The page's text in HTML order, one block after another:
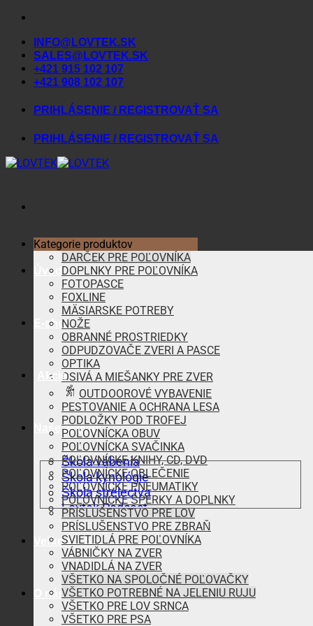
Skip
contentINFO@LOVTEK.SK
SALES@LOVTEK.SK
+421 915 102 107
+421 908 102 107
PRIHLÁSENIE / REGISTROVAŤ SA
PRIHLÁSENIE / REGISTROVAŤ SA
Úvod
E-shop
Akcie
Naše aktivity
Škola vábenia
Škola kynológie
Škola strelectva
Lovtek Podcast
Veľkoobchod
O nás
Kategorie produktov
DARČEK PRE POĽOVNÍKA
DOPLNKY PRE POĽOVNÍKA
FOTOPASCE
FOXLINE
MÄSIARSKE POTREBY
NOŽE
OBRANNÉ PROSTRIEDKY
ODPUDZOVAČE ZVERI A PASCE
OPTIKA
OSIVÁ A MIEŠANKY PRE ZVER
OUTDOOROVÉ VYBAVENIE
PESTOVANIE A OCHRANA LESA
PODLOŽKY POD TROFEJ
POĽOVNÍCKA OBUV
POĽOVNÍCKA SVAČINKA
POĽOVNÍCKE KNIHY, CD, DVD
POĽOVNÍCKE OBLEČENIE
POĽOVNÍCKE PNEUMATIKY
POĽOVNÍCKE ŠPERKY A DOPLNKY
PRÍSLUŠENSTVO PRE LOV
PRÍSLUŠENSTVO PRE ZBRAŇ
SVIETIDLÁ PRE POĽOVNÍKA
VÁBNIČKY NA ZVER
VNADIDLÁ NA ZVER
VŠETKO NA SPOLOČNÉ POĽOVAČKY
VŠETKO POTREBNÉ NA JELENIU RUJU
VŠETKO PRE LOV SRNCA
VŠETKO PRE PSA